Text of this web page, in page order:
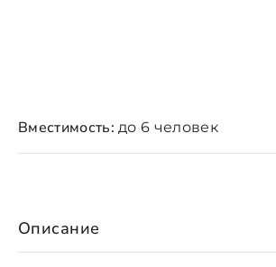
Описание
Вместимость: до 6 человек